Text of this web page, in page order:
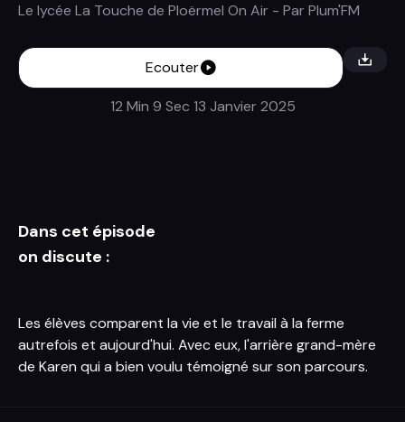
Le lycée La Touche de Ploërmel On Air - ParPlum'FM
Ecouter
12 Min 9 Sec 13 Janvier 2025
Dans cet épisode
on discute :
Les élèves comparent la vie et le travail à la ferme
autrefois et aujourd'hui. Avec eux, l'arrière grand-mère
de Karen qui a bien voulu témoigné sur son parcours.